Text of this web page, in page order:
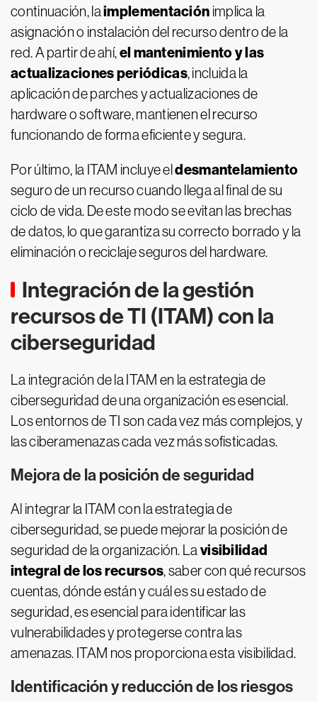
continuación, laimplementación implica la
asignación o instalación del recurso dentro de la
red. A partir de ahí,el mantenimiento y las
actualizaciones periódicas, incluida la
aplicación de parches y actualizaciones de
hardware o software, mantienen el recurso
funcionando de forma eficiente y segura.
Por último, la ITAM incluye eldesmantelamiento
seguro de un recurso cuando llega al final de su
ciclo de vida. De este modo se evitan las brechas
de datos, lo que garantiza su correcto borrado y la
eliminación o reciclaje seguros del hardware.
Integración de la gestión
recursos de TI (ITAM) con la
ciberseguridad
La integración de la ITAM en la estrategia de
ciberseguridad de una organización es esencial.
Los entornos de TI son cada vez más complejos, y
las ciberamenazas cada vez más sofisticadas.
Mejora de la posición de seguridad
Al integrar la ITAM con la estrategia de
ciberseguridad, se puede mejorar la posición de
seguridad de la organización. La visibilidad
integral de los recursos, saber con qué recursos
cuentas, dónde están y cuál es su estado de
seguridad, es esencial para identificar las
vulnerabilidades y protegerse contra las
amenazas. ITAM nos proporciona esta visibilidad.
Identificación y reducción de los riesgos